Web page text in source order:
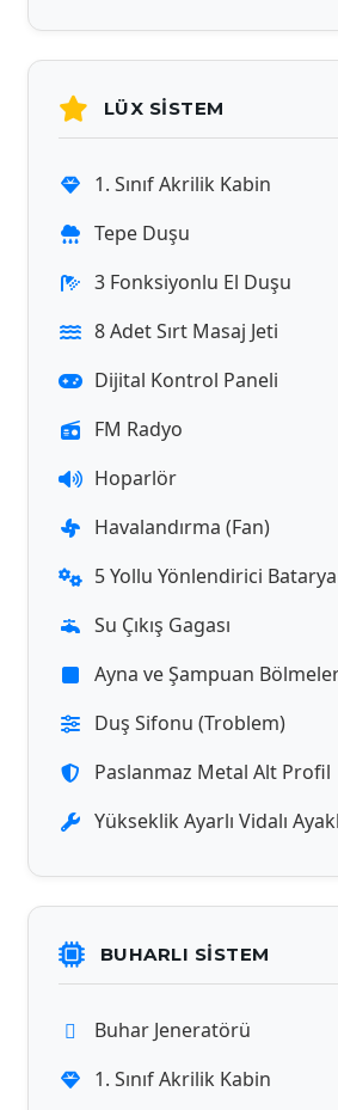
LÜX SISTEM
1. Sınıf Akrilik Kabin
Tepe Duşu
3 Fonksiyonlu El Duşu
8 Adet Sırt Masaj Jeti
Dijital Kontrol Paneli
FM Radyo
Hoparlör
Havalandırma (Fan)
5 Yollu Yönlendirici Batarya
Su Çıkış Gagası
Ayna ve Şampuan
Duş Sifonu (Troblem)
Paslanmaz Metal Alt Profil
Yükseklik Ayarlı Vidalı
BUHARLI SISTEM
Buhar Jeneratörü
1. Sınıf Akrilik Kabin